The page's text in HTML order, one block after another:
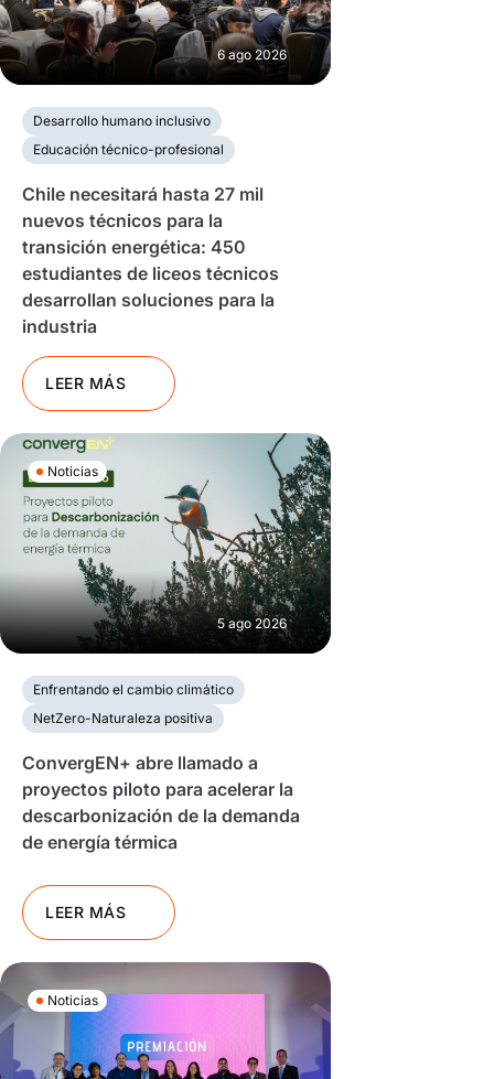
6 ago 2026
Desarrollo humano inclusivo
Educación técnico-profesional
Chile necesitará hasta 27 mil
nuevos técnicos para la
transición energética: 450
estudiantes de liceos técnicos
desarrollan soluciones para la
industria
LEER MÁS
Noticias
5 ago 2026
Enfrentando el cambio climático
NetZero-Naturaleza positiva
ConvergEN+ abre llamado a
proyectos piloto para acelerar la
descarbonización de la demanda
de energía térmica
LEER MÁS
Noticias